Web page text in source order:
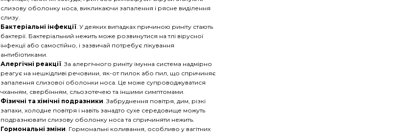
слизову оболонку носа, викликаючи запалення і рясне виділення
слизу.
Бактеріальні інфекції. У деяких випадках причиною риніту стають
бактерії. Бактеріальний нежить може розвинутися на тлі вірусної
інфекції або самостійно, і зазвичай потребує лікування
антибіотиками.
Алергічні реакції. За алергічного риніту імунна система надмірно
реагує на нешкідливі речовини, як-от пилок або пил, що спричиняє
запалення слизової оболонки носа. Це може супроводжуватися
чханням, свербінням, сльозотечею та іншими симптомами.
Фізичні та хімічні подразники. Забруднення повітря, дим, різкі
запахи, холодне повітря і навіть занадто сухе середовище можуть
подразнювати слизову оболонку носа та спричиняти нежить.
Гормональні зміни. Гормональні коливання, особливо у вагітних